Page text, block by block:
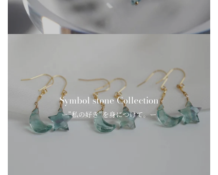
Symbol stone Collection
ー”私の好き”を身につけて。ー